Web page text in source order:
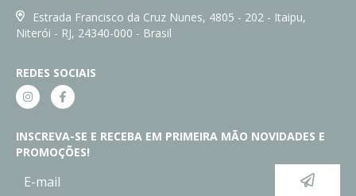
Estrada Francisco da Cruz Nunes, 4805 - 202 - Itaipu,
Niterói - RJ, 24340-000 - Brasil
REDES SOCIAIS
INSCREVA-SE E RECEBA EM PRIMEIRA MÃO NOVIDADES E
PROMOÇÕES!